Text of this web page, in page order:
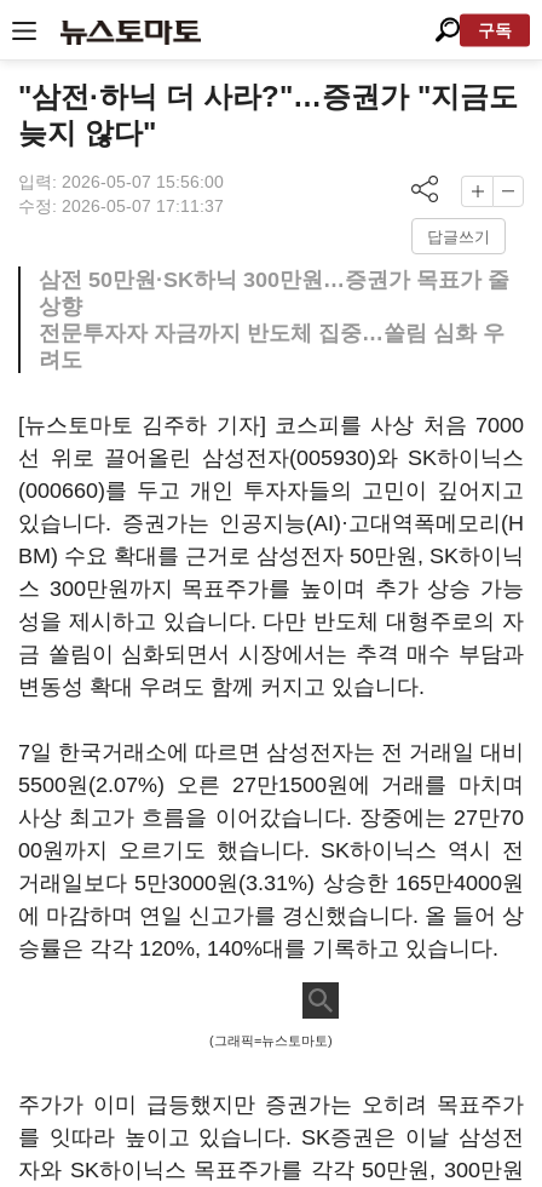
구독
"삼전·하닉 더 사라?"…증권가 "지금도
늦지 않다"
입력: 2026-05-07 15:56:00
수정: 2026-05-07 17:11:37
답글쓰기
삼전 50만원·SK하닉 300만원…증권가 목표가 줄
상향
전문투자자 자금까지 반도체 집중…쏠림 심화 우
려도
[뉴스토마토 김주하 기자] 코스피를 사상 처음 7000
선 위로 끌어올린 삼성전자(005930)와 SK하이닉스
(000660)를 두고 개인 투자자들의 고민이 깊어지고
있습니다. 증권가는 인공지능(AI)·고대역폭메모리(H
BM) 수요 확대를 근거로 삼성전자 50만원, SK하이닉
스 300만원까지 목표주가를 높이며 추가 상승 가능
성을 제시하고 있습니다. 다만 반도체 대형주로의 자
금 쏠림이 심화되면서 시장에서는 추격 매수 부담과
변동성 확대 우려도 함께 커지고 있습니다.
7일 한국거래소에 따르면 삼성전자는 전 거래일 대비
5500원(2.07%) 오른 27만1500원에 거래를 마치며
사상 최고가 흐름을 이어갔습니다. 장중에는 27만70
00원까지 오르기도 했습니다. SK하이닉스 역시 전
거래일보다 5만3000원(3.31%) 상승한 165만4000원
에 마감하며 연일 신고가를 경신했습니다. 올 들어 상
승률은 각각 120%, 140%대를 기록하고 있습니다.
(그래픽=뉴스토마토)
주가가 이미 급등했지만 증권가는 오히려 목표주가
를 잇따라 높이고 있습니다. SK증권 은 이날 삼성전
자와 SK하이닉스 목표주가를 각각 50만원, 300만원